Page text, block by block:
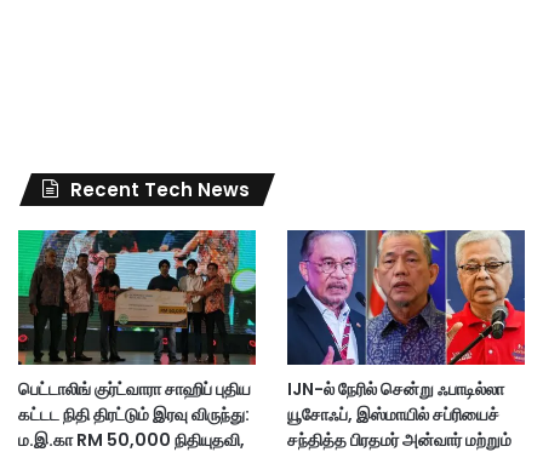
Recent Tech News
பெட்டாலிங் குர்ட்வாரா சாஹிப் புதிய
கட்டட நிதி திரட்டும் இரவு விருந்து:
ம.இ.கா RM 50,000 நிதியுதவி,
IJN-ல் நேரில் சென்று ஃபாடில்லா
யூசோஃப், இஸ்மாயில் சப்ரியைச்
சந்தித்த பிரதமர் அன்வார் மற்றும்